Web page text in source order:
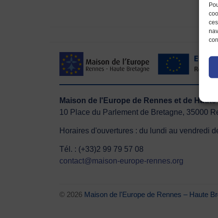
Maison de l'Europe de Rennes et de
10 Place du Parlement de Bretagne, 35000
Horaires d'ouvertures : du lundi au vendredi
Tél. : (+33)2 99 79 57 08
contact@maison-europe-rennes.org
© 2026 Maison de l'Europe de Rennes – Haute